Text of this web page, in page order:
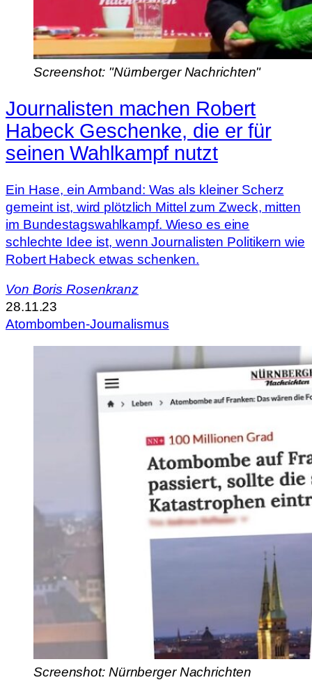
Screenshot: "Nürnberger Nachrichten"
Journalisten machen Robert
Habeck Geschenke, die er für
seinen Wahlkampf nutzt
Ein Hase, ein Armband: Was als kleiner Scherz
gemeint ist, wird plötzlich Mittel zum Zweck, mitten
im Bundestagswahlkampf. Wieso es eine
schlechte Idee ist, wenn Journalisten Politikern wie
Robert Habeck etwas schenken.
Von Boris Rosenkranz
28.11.23
Atombomben-Journalismus
Screenshot: Nürnberger Nachrichten